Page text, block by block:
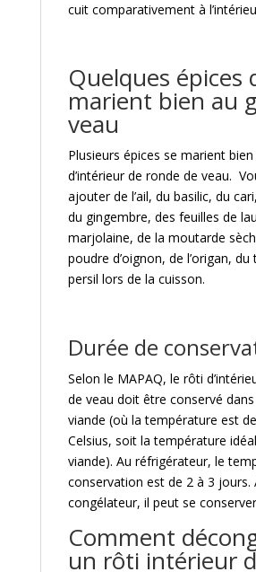
cuit comparativement à
Quelques épices
marient bien au
veau
Plusieurs épices se marient
d’intérieur de ronde de veau.
ajouter de l’ail, du basilic, du
du gingembre, des feuilles de
marjolaine, de la moutarde
poudre d’oignon, de l’origan,
persil lors de la cuisson.
Durée de
Selon le MAPAQ, le rôti
de veau doit être conservé
viande (où la température est
Celsius, soit la température
viande). Au réfrigérateur, le
conservation est de 2 à 3 jours.
congélateur, il peut se
Comment
un rôti intérieur